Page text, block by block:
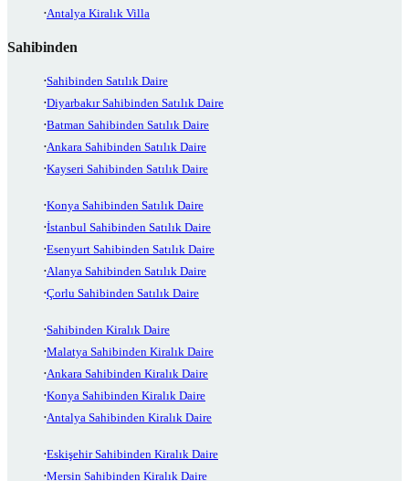
Antalya Kiralık Villa
Sahibinden
Sahibinden Satılık Daire
Diyarbakır Sahibinden Satılık Daire
Batman Sahibinden Satılık Daire
Ankara Sahibinden Satılık Daire
Kayseri Sahibinden Satılık Daire
Konya Sahibinden Satılık Daire
İstanbul Sahibinden Satılık Daire
Esenyurt Sahibinden Satılık Daire
Alanya Sahibinden Satılık Daire
Çorlu Sahibinden Satılık Daire
Sahibinden Kiralık Daire
Malatya Sahibinden Kiralık Daire
Ankara Sahibinden Kiralık Daire
Konya Sahibinden Kiralık Daire
Antalya Sahibinden Kiralık Daire
Eskişehir Sahibinden Kiralık Daire
Mersin Sahibinden Kiralık Daire